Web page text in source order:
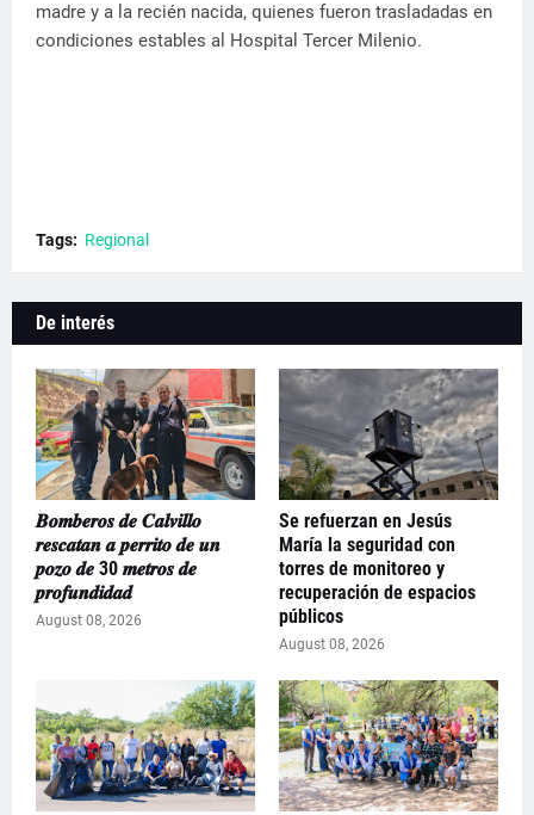
madre y a la recién nacida, quienes fueron trasladadas en
condiciones estables al Hospital Tercer Milenio.
Tags: Regional
De interés
𝑩𝒐𝒎𝒃𝒆𝒓𝒐𝒔 𝒅𝒆 𝑪𝒂𝒍𝒗𝒊𝒍𝒍𝒐
𝒓𝒆𝒔𝒄𝒂𝒕𝒂𝒏 𝒂 𝒑𝒆𝒓𝒓𝒊𝒕𝒐 𝒅𝒆 𝒖𝒏
𝒑𝒐𝒛𝒐 𝒅𝒆 30 𝒎𝒆𝒕𝒓𝒐𝒔 𝒅𝒆
𝒑𝒓𝒐𝒇𝒖𝒏𝒅𝒊𝒅𝒂𝒅
August 08, 2026
Se refuerzan en Jesús
María la seguridad con
torres de monitoreo y
recuperación de espacios
públicos
August 08, 2026